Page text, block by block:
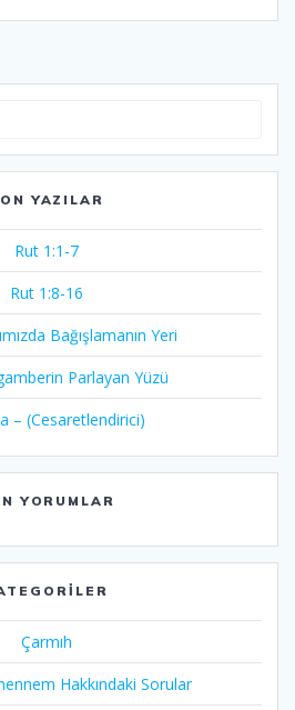
YAZILAR
Rut 1:1-7
Rut 1:8-16
Bağışlamanın Yeri
Parlayan Yüzü
– (Cesaretlendirici)
YORUMLAR
Çarmıh​
Hakkındaki Sorular